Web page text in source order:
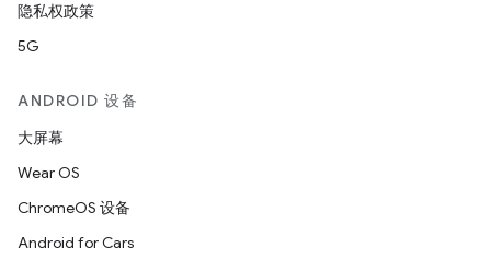
隐私权政策
5G
ANDROID 设备
大屏幕
Wear OS
ChromeOS 设备
Android for Cars